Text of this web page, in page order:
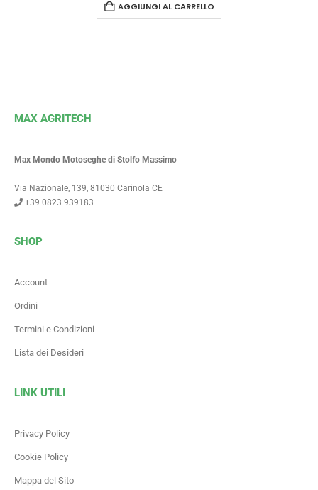
AGGIUNGI AL CARRELLO
MAX AGRITECH
Max Mondo Motoseghe di Stolfo Massimo
Via Nazionale, 139, 81030 Carinola CE
+39 0823 939183
SHOP
Account
Ordini
Termini e Condizioni
Lista dei Desideri
LINK UTILI
Privacy Policy
Cookie Policy
Mappa del Sito